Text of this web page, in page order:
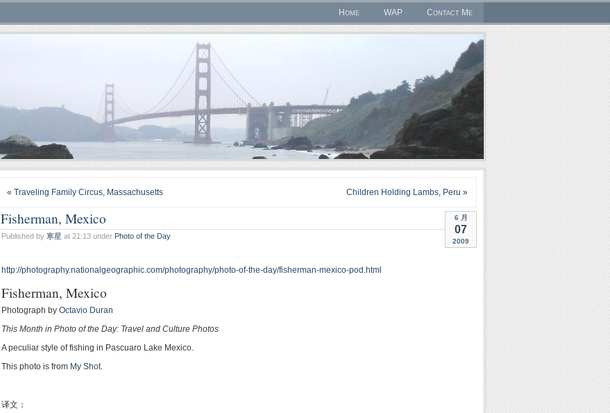
Home WAP Contact Me
« Traveling Family Circus, Massachusetts Children Holding Lambs, Peru »
6 月
07
2009
Fisherman, Mexico
Published by 寒星 at 21:13 under Photo of the Day
http://photography.nationalgeographic.com/photography/photo-of-the-day/fisherman-mexico-pod.html
Fisherman, Mexico
Photograph by Octavio Duran
This Month in Photo of the Day: Travel and Culture Photos
A peculiar style of fishing in Pascuaro Lake Mexico.
This photo is from My Shot.
译文：